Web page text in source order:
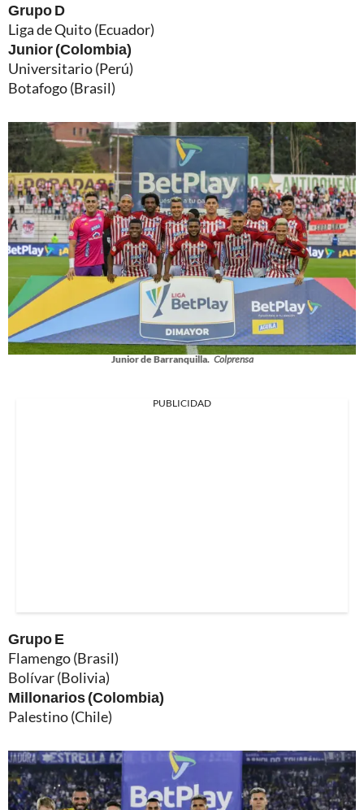
Grupo D
Liga de Quito (Ecuador)
Junior (Colombia)
Universitario (Perú)
Botafogo (Brasil)
Junior de Barranquilla. Colprensa
PUBLICIDAD
Grupo E
Flamengo (Brasil)
Bolívar (Bolivia)
Millonarios (Colombia)
Palestino (Chile)